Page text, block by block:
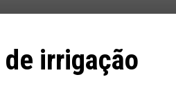
irrigação